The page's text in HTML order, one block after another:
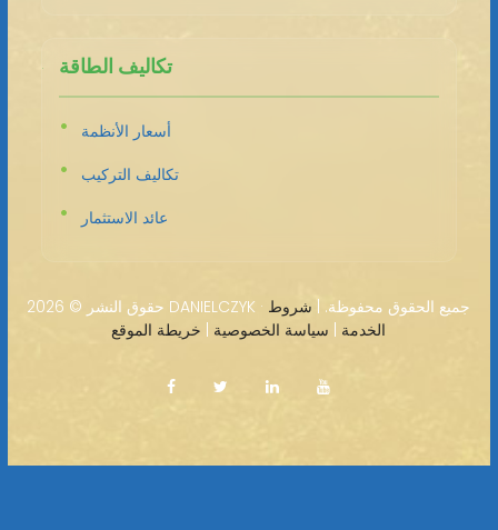
تكاليف الطاقة
أسعار الأنظمة
تكاليف التركيب
عائد الاستثمار
حقوق النشر © 2026 DANIELCZYK · جميع الحقوق محفوظة. | شروط
الخدمة
سياسة الخصوصية خريطة الموقع